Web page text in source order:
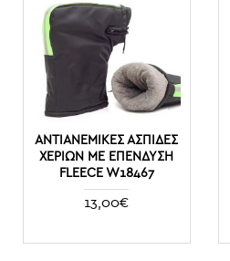
ΑΝΤΙΑΝΕΜΙΚΈΣ ΑΣΠΊΔΕΣ
ΧΕΡΙΏΝ ΜΕ ΕΠΈΝΔΥΣΗ
FLEECE W18467
13,00€